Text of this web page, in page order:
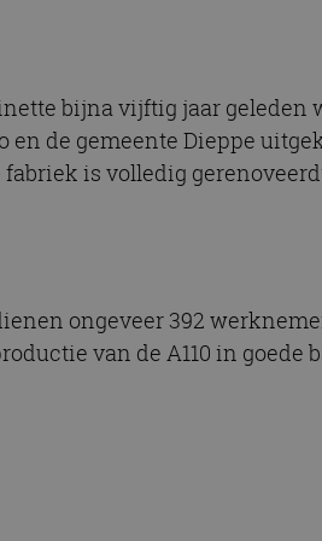
bijna vijftig jaar geleden
de gemeente Dieppe
is volledig
ongeveer 392
van de A110 in goede